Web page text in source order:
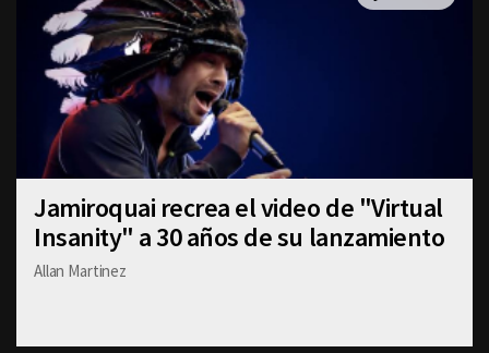
Jamiroquai recrea el video de "Virtual
Insanity" a 30 años de su lanzamiento
Allan Martinez